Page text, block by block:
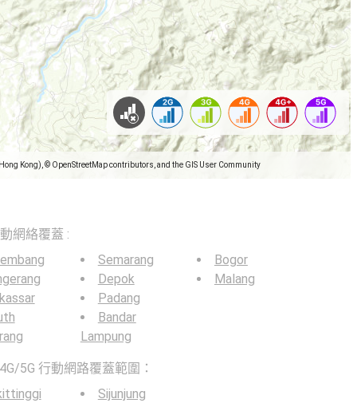
Kong), © OpenStreetMap contributors, and the GIS User Community
網絡覆蓋 :
Semarang
Depok
Padang
Bandar
Lampung
Bogor
Malang
5G 行動網路覆蓋範圍：
Sijunjung